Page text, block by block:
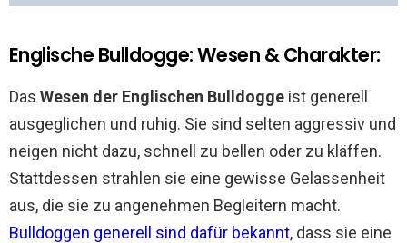
Englische Bulldogge: Wesen & Charakter:
Das Wesen der Englischen Bulldogge ist generell
ausgeglichen und ruhig. Sie sind selten aggressiv und
neigen nicht dazu, schnell zu bellen oder zu kläffen.
Stattdessen strahlen sie eine gewisse Gelassenheit
aus, die sie zu angenehmen Begleitern macht.
Bulldoggen generell sind dafür bekannt, dass sie eine